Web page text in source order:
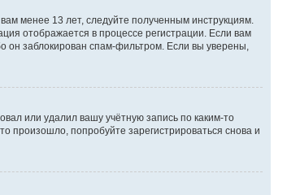
менее 13 лет, следуйте полученным инструкциям.
отображается в процессе регистрации. Если вам
заблокирован спам-фильтром. Если вы уверены,
или удалил вашу учётную запись по каким-то
попробуйте зарегистрироваться снова и